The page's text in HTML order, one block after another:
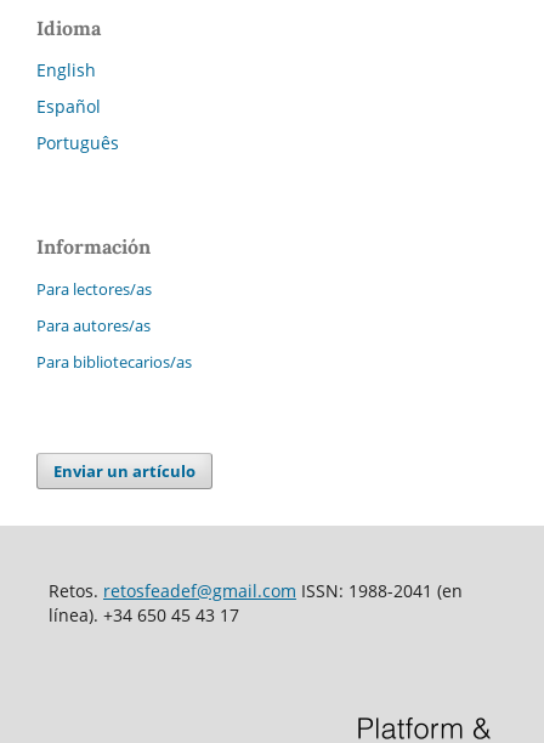
Idioma
English
Español
Português
Información
Para lectores/as
Para autores/as
Para bibliotecarios/as
Enviar un artículo
Retos. retosfeadef@gmail.com ISSN: 1988-2041 (en
línea). +34 650 45 43 17